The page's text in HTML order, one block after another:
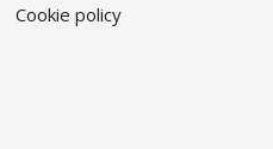
Cookie policy